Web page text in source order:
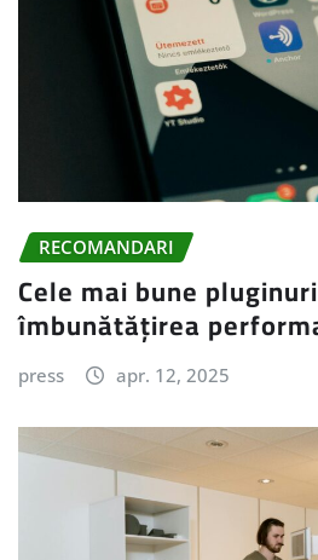
RECOMANDARI
Cele mai bune
îmbunătățirea
press apr. 12, 2025